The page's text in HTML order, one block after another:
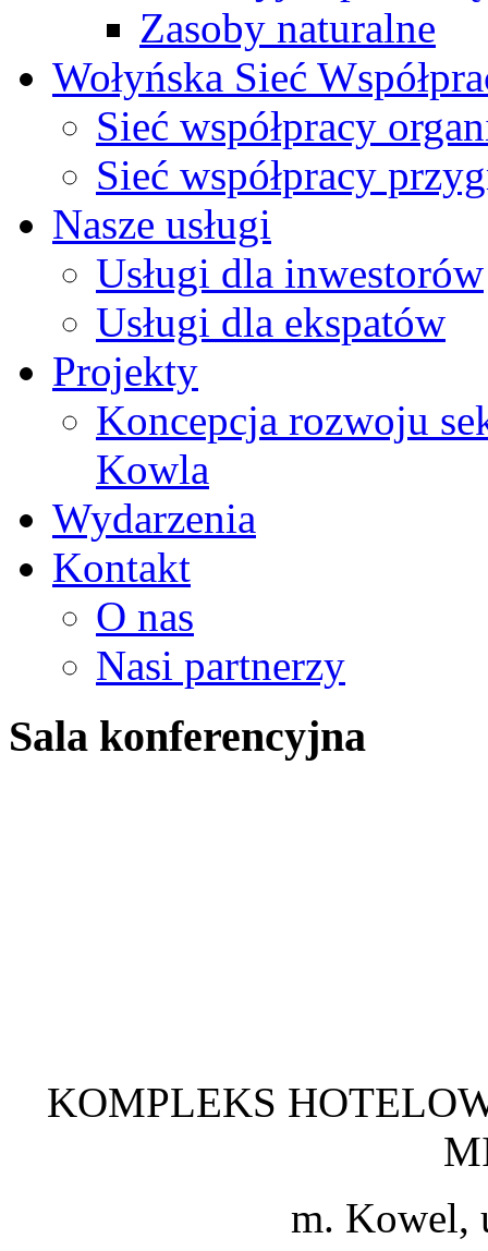
Zasoby naturalne
Wołyńska Sieć
Sieć współpracy
Sieć współpracy
Nasze usługi
Usługi dla inwestorów
Usługi dla ekspatów
Projekty
Koncepcja rozwoju
Kowla
Wydarzenia
Kontakt
O nas
Nasi partnerzy
Sala konferencyjna
KOMPLEKS
m. Kowel,